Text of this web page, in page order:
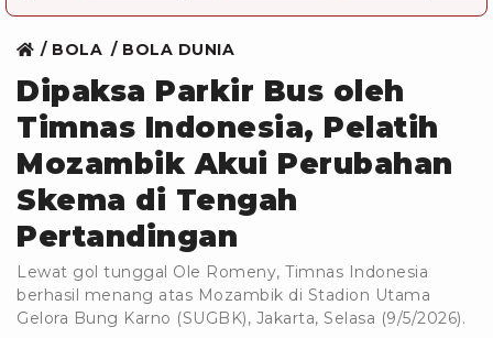
BOLA BOLA DUNIA
Dipaksa Parkir Bus oleh
Timnas Indonesia, Pelatih
Mozambik Akui Perubahan
Skema di Tengah
Pertandingan
Lewat gol tunggal Ole Romeny, Timnas Indonesia
berhasil menang atas Mozambik di Stadion Utama
Gelora Bung Karno (SUGBK), Jakarta, Selasa (9/5/2026).